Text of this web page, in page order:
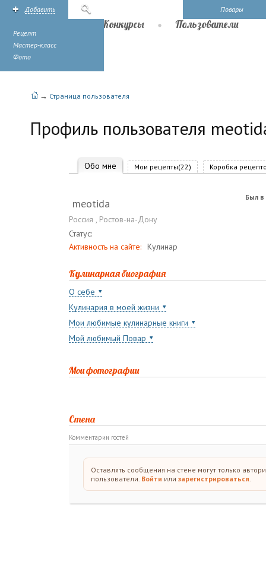
Повары
Добавить
Рецепт
Мастер-класс
Фото
Конкурсы Пользователи
→ Страница пользователя
Профиль пользователя
Обо мне Мои рецепты(22) Коробка
meotida Был в
Россия , Ростов-на-Дону
Статус:
Активность на сайте: Кулинар
Кулинарная биография
О себе
Кулинария в моей жизни
Мои любимые кулинарные книги
Мой любимый Повар
Мои фотографии
Стена
Комментарии гостей
Оставлять сообщения на стене могут только
пользователи. Войти или зарегистрироваться.